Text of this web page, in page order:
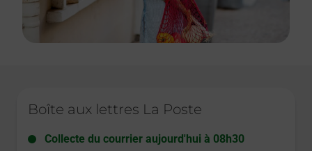
Boîte aux lettres La Poste
Collecte du courrier aujourd'hui à 08h30